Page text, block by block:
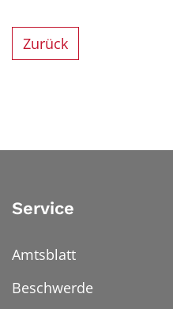
Zurück
Service
Amtsblatt
Beschwerde